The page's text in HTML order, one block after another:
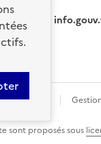
sont proposés sous